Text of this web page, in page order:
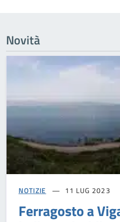
Novità
NOTIZIE 11 LUG 2023
Ferragosto a